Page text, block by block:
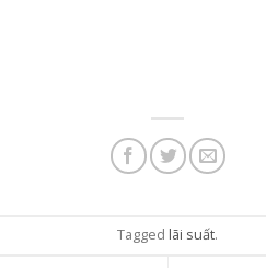
Tagged lãi suất.